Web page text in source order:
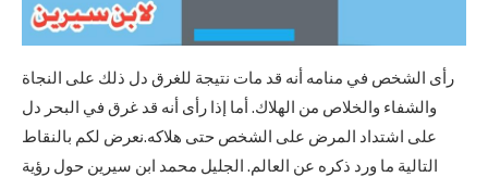
رأى الشخص في منامه أنه قد مات نتيجة للغرق دل ذلك على النجاة
والشفاء والخلاص من الهلاك. أما إذا رأى أنه قد غرق في البحر دل
على اشتداد المرض على الشخص حتى هلاكه.نعرض لكم بالنقاط
التالية ما ورد ذكره عن العالم. الجليل محمد ابن سيرين حول رؤية